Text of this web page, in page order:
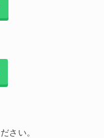
さい。